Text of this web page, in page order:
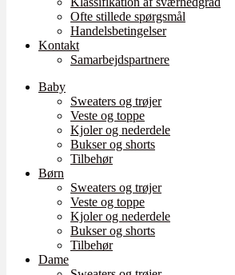
Ofte stillede spørgsmål
Handelsbetingelser
Kontakt
Samarbejdspartnere
Baby
Sweaters og trøjer
Veste og toppe
Kjoler og nederdele
Bukser og shorts
Tilbehør
Børn
Sweaters og trøjer
Veste og toppe
Kjoler og nederdele
Bukser og shorts
Tilbehør
Dame